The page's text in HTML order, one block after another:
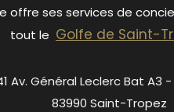
offre ses services de
tout le Golfe de Saint-
Av. Général Leclerc Bat A3
83990 Saint-Tropez